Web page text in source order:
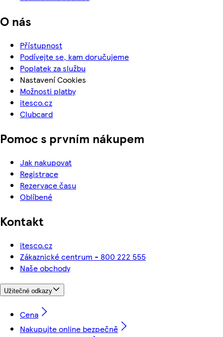
O nás
Přístupnost
Podívejte se, kam doručujeme
Poplatek za službu
Nastavení Cookies
Možnosti platby
itesco.cz
Clubcard
Pomoc s prvním nákupem
Jak nakupovat
Registrace
Rezervace času
Oblíbené
Kontakt
itesco.cz
Zákaznické centrum - 800 222 555
Naše obchody
Užitečné odkazy
Cena
Nakupujte online bezpečně